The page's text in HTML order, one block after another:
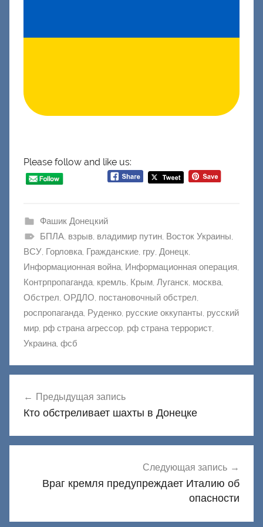
Please follow and like us:
Фашик Донецкий
БПЛА, взрыв, владимир путин, Восток Украины,
ВСУ, Горловка, Гражданские, гру, Донецк,
Информационная война, Информационная операция,
Контрпропаганда, кремль, Крым, Луганск, москва,
Обстрел, ОРДЛО, постановочный обстрел,
роспропаганда, Руденко, русские оккупанты, русский
мир, рф страна агрессор, рф страна террорист,
Украина, фсб
по
Предыдущая запись
Кто обстреливает шахты в Донецке
Следующая запись
Враг кремля предупреждает Италию об
опасности